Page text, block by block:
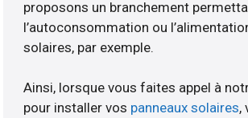
proposons un branchement
l’autoconsommation ou
solaires, par exemple.
Ainsi, lorsque vous faites appel à
pour installer vos panneaux solaires,